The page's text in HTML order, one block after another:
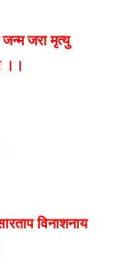
जरा मृत्यु
।।
विनाशनाय